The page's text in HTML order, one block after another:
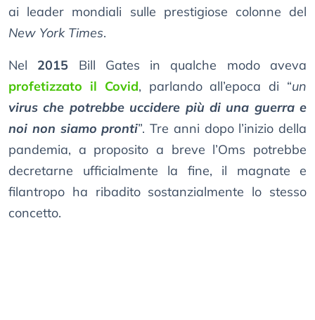
ai leader mondiali sulle prestigiose colonne del
New York Times.
Nel 2015 Bill Gates in qualche modo aveva
profetizzato il Covid, parlando all’epoca di “un
virus che potrebbe uccidere più di una guerra e
noi non siamo pronti”. Tre anni dopo l’inizio della
pandemia, a proposito a breve l’Oms potrebbe
decretarne ufficialmente la fine, il magnate e
filantropo ha ribadito sostanzialmente lo stesso
concetto.